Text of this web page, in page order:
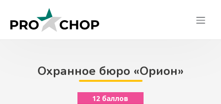
content
Охранное бюро «Орион»
12 баллов